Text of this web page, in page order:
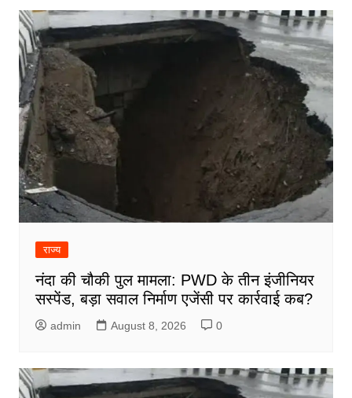
राज्य
नंदा की चौकी पुल मामला: PWD के तीन इंजीनियर
सस्पेंड, बड़ा सवाल निर्माण एजेंसी पर कार्रवाई कब?
admin August 8, 2026 0